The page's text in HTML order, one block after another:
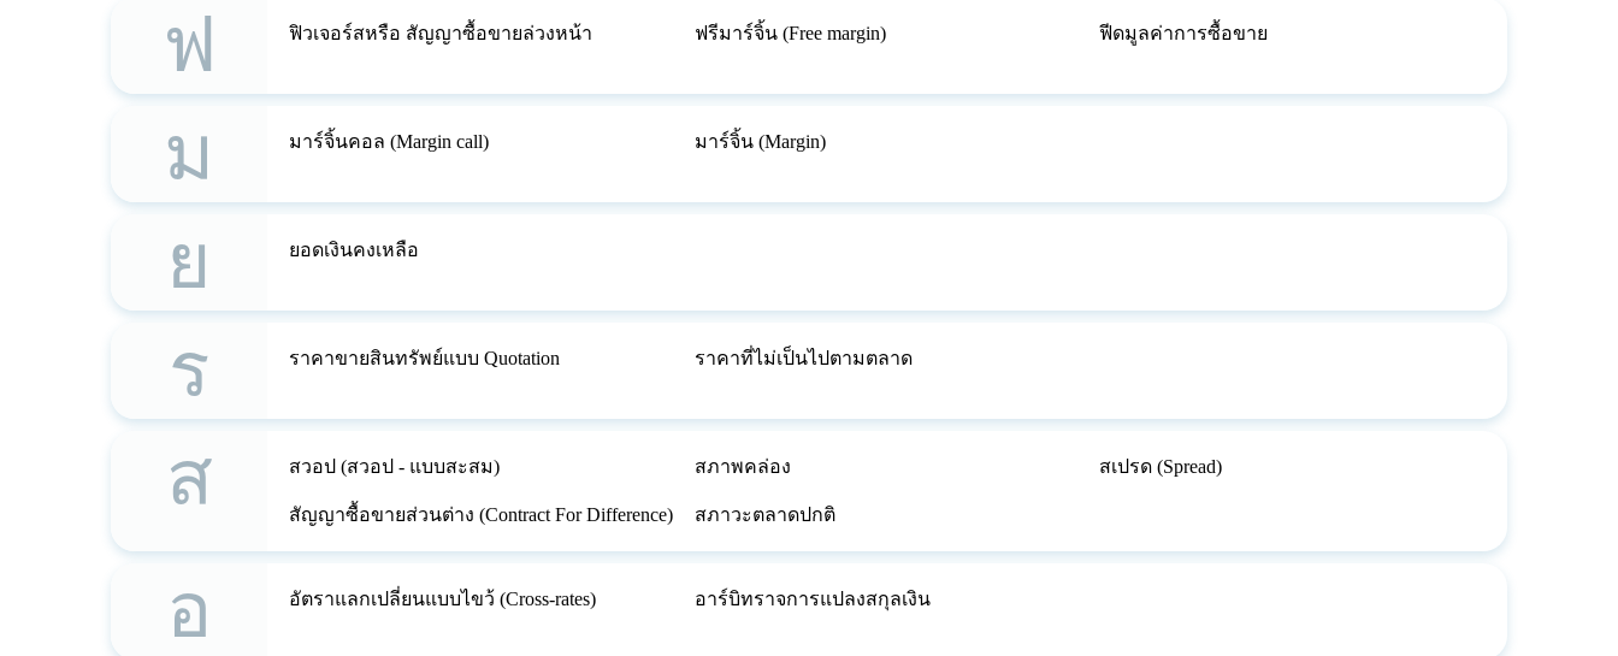
ฟ ฟิวเจอร์สหรือ สัญญาซื้อขายล่วงหน้า ฟรีมาร์จิ้น (Free margin) ฟีดมูลค่าการซื้อขาย
ม มาร์จิ้นคอล (Margin call) มาร์จิ้น (Margin)
ย ยอดเงินคงเหลือ
ร ราคาขายสินทรัพย์แบบ Quotation ราคาที่ไม่เป็นไปตามตลาด
ส สวอป (สวอป - แบบสะสม) สภาพคล่อง สเปรด (Spread)
สัญญาซื้อขายส่วนต่าง (Contract For Difference) สภาวะตลาดปกติ
อ อัตราแลกเปลี่ยนแบบไขว้ (Cross-rates) อาร์บิทราจการแปลงสกุลเงิน